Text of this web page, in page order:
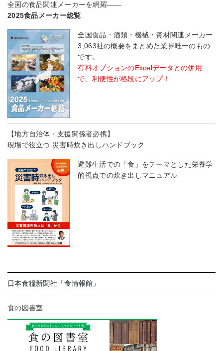
全国の食品関連メーカーを網羅――
2025食品メーカー総覧
全国食品・酒類・機械・資材関連メーカー
3,063社の概要をまとめた業界唯一のもの
です。
有料オプションのExcelデータとの併用
で、利便性が格段にアップ！
【地方自治体・支援関係者必携】
現場で役立つ 災害時炊き出しハンドブック
避難生活での「食」をテーマとした栄養学
的視点での炊き出しマニュアル
日本食糧新聞社「食情報館」
食の図書室